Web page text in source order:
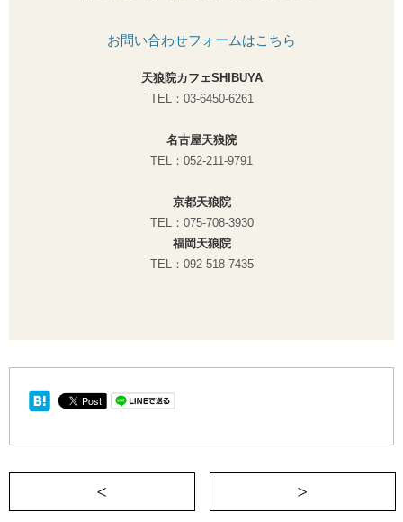
お問い合わせフォームはこちら
天狼院カフェSHIBUYA
TEL：03-6450-6261
名古屋天狼院
TEL：052-211-9791
京都天狼院
TEL：075-708-3930
福岡天狼院
TEL：092-518-7435
＜ 通信【2026年7月開講】名文学を声に